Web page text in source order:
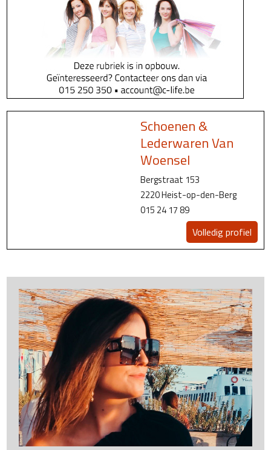
Schoenen &
Lederwaren Van
Woensel
Bergstraat 153
2220 Heist-op-den-Berg
015 24 17 89
Volledig profiel